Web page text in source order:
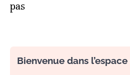
pas
Bienvenue dans